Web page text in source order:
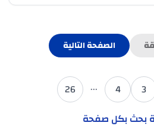
الصفحة التالية
3
4
...
26
بحث بكل صفحة